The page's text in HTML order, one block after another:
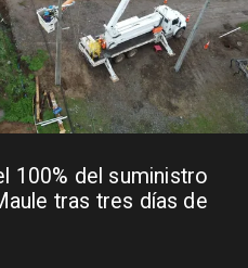
100% del suministro
tras tres días de